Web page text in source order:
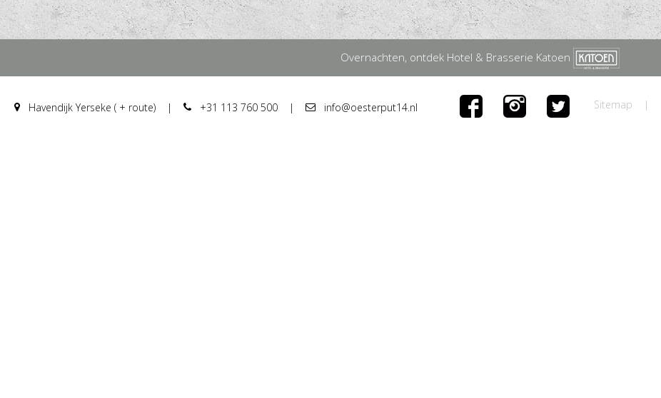
Overnachten, ontdek Hotel & Brasserie Katoen
Havendijk Yerseke ( + route) | +31 113 760 500 | info@oesterput14.nl Sitemap |